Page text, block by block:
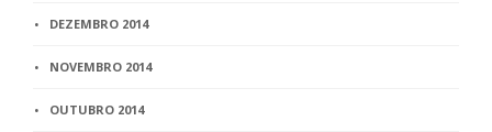
DEZEMBRO 2014
NOVEMBRO 2014
OUTUBRO 2014